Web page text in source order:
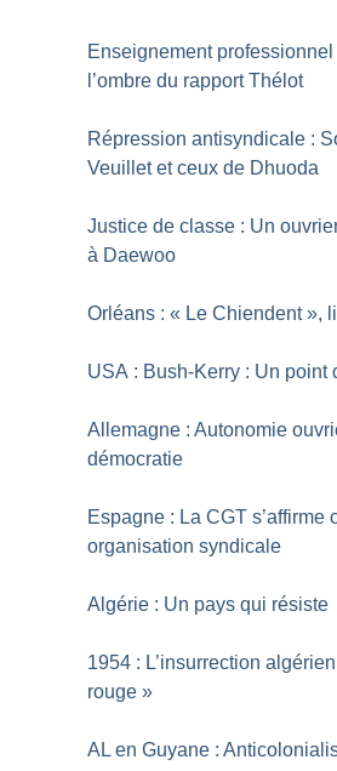
Enseignement
l’ombre du rapport Thélot
Répression antisyndicale :
Veuillet et ceux de Dhuoda
Justice de classe : Un
à Daewoo
Orléans : « Le Chiendent »,
USA : Bush-Kerry : Un point
Allemagne : Autonomie
démocratie
Espagne : La CGT s’affirme
organisation syndicale
Algérie : Un pays qui résiste
1954 : L’insurrection
rouge »
AL en Guyane :